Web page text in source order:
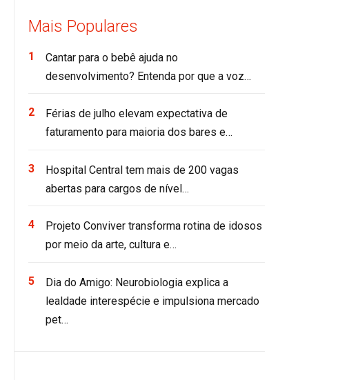
Mais Populares
Cantar para o bebê ajuda no
desenvolvimento? Entenda por que a voz…
Férias de julho elevam expectativa de
faturamento para maioria dos bares e…
Hospital Central tem mais de 200 vagas
abertas para cargos de nível…
Projeto Conviver transforma rotina de idosos
por meio da arte, cultura e…
Dia do Amigo: Neurobiologia explica a
lealdade interespécie e impulsiona mercado
pet…